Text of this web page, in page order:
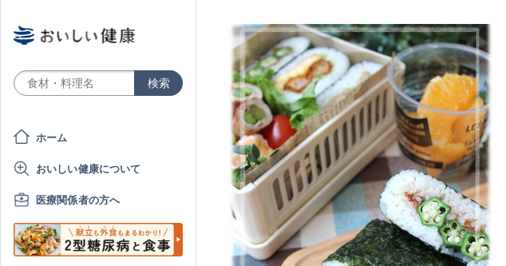
ホーム
おいしい健康について
医療関係者の方へ